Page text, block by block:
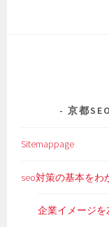
京都
Sitemappage
seo対策の基本をわ
企業イメージ